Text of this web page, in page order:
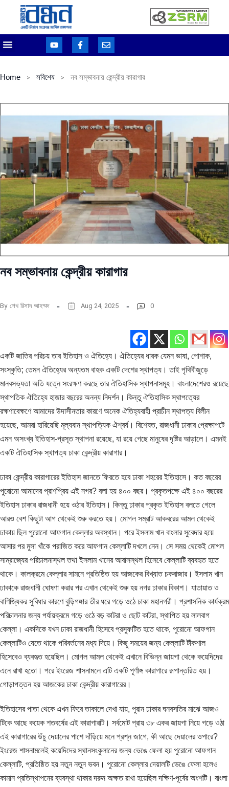
Home সবিশেষ নব সম্ভাবনায় কেন্দ্রীয় কারাগার
নব সম্ভাবনায় কেন্দ্রীয় কারাগার
By শেখ রিসাদ আহম্মদ Aug 24, 2025 0
একটি জাতির পরিচয় তার ইতিহাস ও ঐতিহ্যে। ঐতিহ্যের ধারক যেমন ভাষা, পোশাক,
সংস্কৃতি; তেমন ঐতিহ্যের অন্যতম বাহক একটি দেশের স্থাপত্য। তাই পৃথিবীজুড়ে
মানবসভ্যতা অতি যত্নে সংরক্ষণ করছে তার ঐতিহাসিক স্থাপনাসমূহ। বাংলাদেশেরও রয়েছে
স্থাপতিক ঐতিহ্যে হাজার বছরের অনন্য নিদর্শন। কিন্তু ঐতিহাসিক স্থাপত্যের
রক্ষণাবেক্ষণে আমাদের উদাসীনতার কারণে অনেক ঐতিহ্যবাহী প্রাচীন স্থাপত্য বিলীন
হয়েছে, আমরা হারিয়েছি মূল্যবান স্থাপত্যিক ঐশ্বর্য। বিশেষত, রাজধানী ঢাকার প্রেক্ষাপটে
এমন অসংখ্য ইতিহাস-প্রসূত স্থাপনা রয়েছে, যা রয়ে গেছে মানুষের দৃষ্টির আড়ালে। এমনই
একটি ঐতিহাসিক স্থাপত্য ঢাকা কেন্দ্রীয় কারাগার।
ঢাকা কেন্দ্রীয় কারাগারের ইতিহাস জানতে ফিরতে হবে ঢাকা শহরের ইতিহাসে। কত বছরের
পুরোনো আমাদের প্রাণপ্রিয় এই নগর? বলা হয় ৪০০ বছর। প্রকৃতপক্ষে এই ৪০০ বছরের
ইতিহাস ঢাকার রাজধানী হয়ে ওঠার ইতিহাস। কিন্তু ঢাকার প্রকৃত ইতিহাস বলতে গেলে
আরও বেশ কিছুটা আগ থেকেই শুরু করতে হয়। মোগল সম্রাট আকবরের আমল থেকেই
ঢাকায় ছিল পুরোনো আফগান কেল্লার অবস্থান। পরে ইসলাম খান বাংলার সুবেদার হয়ে
আসার পর মুসা খাঁকে পরাজিত করে আফগান কেল্লাটি দখলে নেন। সে সময় থেকেই মোগল
সাম্রাজ্যের পরিচালনাস্থল তথা ইসলাম খানের আবাসস্থল হিসেবে কেল্লাটি ব্যবহৃত হতে
থাকে। কালক্রমে কেল্লার সামনে প্রতিষ্ঠিত হয় আজকের বিখ্যাত চকবাজার। ইসলাম খান
ঢাকাকে রাজধানী ঘোষণা করার পর এখান থেকেই শুরু হয় নগর ঢাকার বিকাশ। যাতায়াত ও
বাণিজ্যিকর সুবিধার কারণে বুড়িগঙ্গার তীর ধরে গড়ে ওঠে ঢাকা মহানগরী। প্রশাসনিক কার্যক্রম
পরিচালনার জন্য পর্যায়ক্রমে গড়ে ওঠে বড় কাটরা ও ছোট কাটরা, স্থাপিত হয় লালবাগ
কেল্লা। একদিকে যখন ঢাকা রাজধানী হিসেবে প্রস্ফুটিত হতে থাকে, পুরোনো আফগান
কেল্লাটিও যেতে থাকে পরিবর্তনের মধ্য দিয়ে। কিছু সময়ের জন্য কেল্লাটি টাঁকশাল
হিসেবেও ব্যবহৃত হয়েছিল। মোগল আমল থেকেই এখানে বিভিন্ন জায়গা থেকে কয়েদিদের
এনে রাখা হতো। পরে ইংরেজ শাসনামলে এটি একটি পূর্ণাঙ্গ কারাগারে রূপান্তরিত হয়।
গোড়াপত্তন হয় আজকের ঢাকা কেন্দ্রীয় কারাগারের।
ইতিহাসের পাতা থেকে এখন ফিরে তাকালে দেখা যায়, পুরান ঢাকার ঘনবসতির মাঝে আজও
টিকে আছে কয়েক শতবর্ষের এই কারাগারটি। সর্বমোট প্রায় ৩৮ একর জায়গা নিয়ে গড়ে ওঠা
এই কারাগারের উঁচু দেয়ালের পাশে দাঁড়িয়ে মনে প্রশ্ন জাগে, কী আছে দেয়ালের ওপারে?
ইংরেজ শাসনামলেই কয়েদিদের স্থানসংকুলানের জন্য ভেঙে ফেলা হয় পুরোনো আফগান
কেল্লাটি, প্রতিষ্ঠিত হয় নতুন নতুন ভবন। পুরোনো কেল্লার দেয়ালটি ভেঙে ফেলা হলেও
কামান প্রতিস্থাপনের ব্যবস্থা থাকার দরুন অক্ষত রাখা হয়েছিল দক্ষিণ-পূর্বের অংশটি। বাংলা